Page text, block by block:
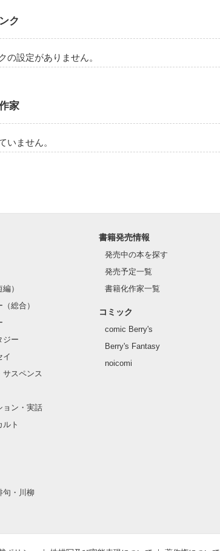
ク
の設定がありません。
家
いません。
）
総合）
ジー
イ
サスペンス
ョン・実話
ルト
句・川柳
書籍発売情報
発売中の本を探す
発売予定一覧
書籍化作家一覧
コミック
comic Berry's
Berry's Fantasy
noicomi